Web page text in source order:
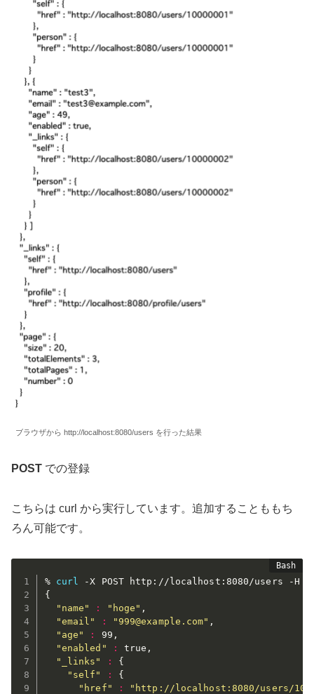
ブラウザから http://localhost:8080/users を行った結果
POST での登録
こちらは curl から実行しています。追加することももち
ろん可能です。
% curl -X POST http://localhost:8080/users -H
{
"name"
: "hoge" ,
"email"
: "999@example.com" ,
"age"
:
99,
"enabled"
:
true,
"_links"
:
{
"self"
:
{
"href"
:
"http://localhost:8080/users/